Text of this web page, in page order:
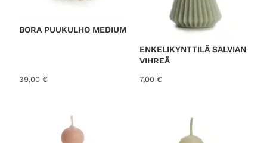
BORA PUUKULHO MEDIUM
39,00 €
ENKELIKYNTTILÄ SALVIAN
VIHREÄ
7,00 €